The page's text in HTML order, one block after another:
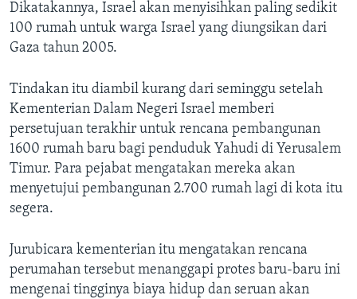
Dikatakannya, Israel akan menyisihkan paling sedikit
100 rumah untuk warga Israel yang diungsikan dari
Gaza tahun 2005.
Tindakan itu diambil kurang dari seminggu setelah
Kementerian Dalam Negeri Israel memberi
persetujuan terakhir untuk rencana pembangunan
1600 rumah baru bagi penduduk Yahudi di Yerusalem
Timur. Para pejabat mengatakan mereka akan
menyetujui pembangunan 2.700 rumah lagi di kota itu
segera.
Jurubicara kementerian itu mengatakan rencana
perumahan tersebut menanggapi protes baru-baru ini
mengenai tingginya biaya hidup dan seruan akan